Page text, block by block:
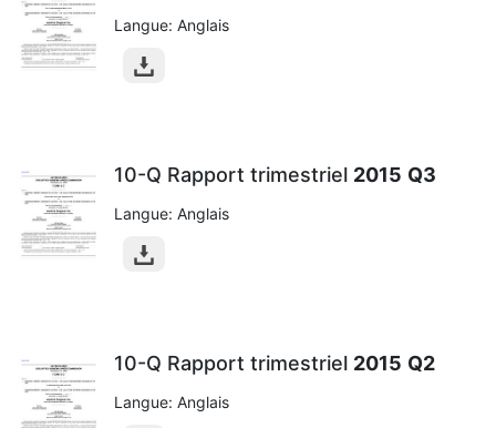
Langue: Anglais
10-Q Rapport trimestriel 2015 Q3
Langue: Anglais
10-Q Rapport trimestriel 2015 Q2
Langue: Anglais